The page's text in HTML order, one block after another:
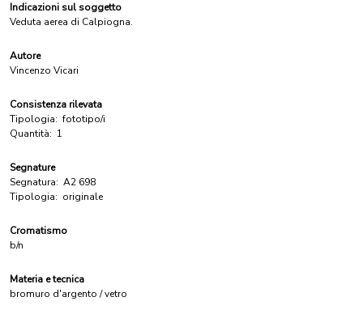
Indicazioni sul soggetto
Veduta aerea di Calpiogna.
Autore
Vincenzo Vicari
Consistenza rilevata
Tipologia: fototipo/i
Quantità: 1
Segnature
Segnatura: A2 698
Tipologia: originale
Cromatismo
b/n
Materia e tecnica
bromuro d'argento / vetro